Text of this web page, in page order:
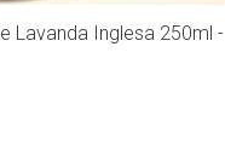
Lavanda Inglesa 250ml -